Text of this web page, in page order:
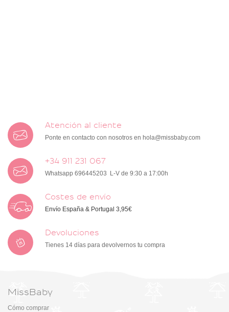
Atención al cliente
Ponte en contacto con nosotros en hola@missbaby.com
+34 911 231 067
Whatsapp 696445203 L-V de 9:30 a 17:00h
Costes de envío
Envío España & Portugal 3,95€
Devoluciones
Tienes 14 días para devolvernos tu compra
MissBaby
Cómo comprar